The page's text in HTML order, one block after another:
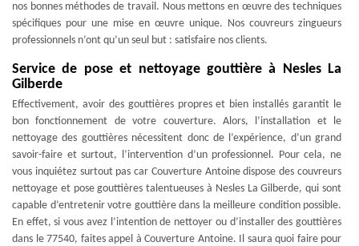
nos bonnes méthodes de travail. Nous mettons en œuvre des techniques
spécifiques pour une mise en œuvre unique. Nos couvreurs zingueurs
professionnels n’ont qu’un seul but : satisfaire nos clients.
Service de pose et nettoyage gouttière à Nesles La
Gilberde
Effectivement, avoir des gouttières propres et bien installés garantit le
bon fonctionnement de votre couverture. Alors, l’installation et le
nettoyage des gouttières nécessitent donc de l’expérience, d’un grand
savoir-faire et surtout, l’intervention d’un professionnel. Pour cela, ne
vous inquiétez surtout pas car Couverture Antoine dispose des couvreurs
nettoyage et pose gouttières talentueuses à Nesles La Gilberde, qui sont
capable d’entretenir votre gouttière dans la meilleure condition possible.
En effet, si vous avez l’intention de nettoyer ou d’installer des gouttières
dans le 77540, faites appel à Couverture Antoine. Il saura quoi faire pour